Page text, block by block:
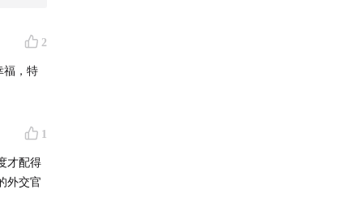
2
福，特
1
才配得
外交官